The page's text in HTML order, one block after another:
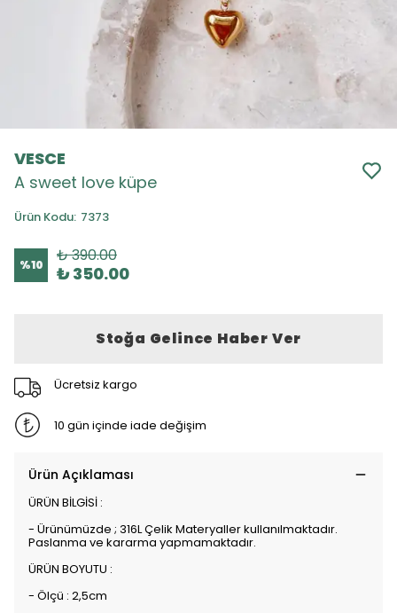
VESCE
A sweet love küpe
Ürün Kodu: 7373
%10 ₺ 390.00
₺ 350.00
Stoğa Gelince Haber Ver
Ücretsiz kargo
10 gün içinde iade değişim
Ürün Açıklaması
ÜRÜN BİLGİSİ :
- Ürünümüzde ; 316L Çelik Materyaller kullanılmaktadır.
Paslanma ve kararma yapmamaktadır.
ÜRÜN BOYUTU :
- Ölçü : 2,5cm